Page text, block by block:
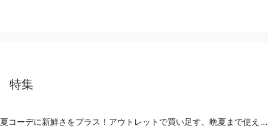
特集
夏コーデに新鮮さをプラス！アウトレットで買い足す、晩夏まで使える